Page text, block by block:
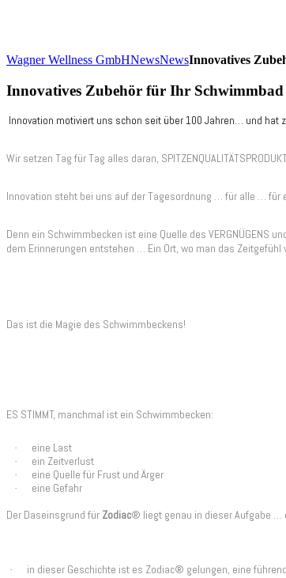
Wagner Wellness GmbHNewsNewsInnovatives
Innovatives Zubehör für Ihr
Innovation motiviert uns schon seit über 100 Jahren… und hat
Wir setzen Tag für Tag alles daran,
Innovation steht bei uns auf der Tagesordnung … für alle … für
Denn ein Schwimmbecken ist eine Quelle des VERGNÜGENS
dem Erinnerungen entstehen … Ein Ort, wo man das Zeitgefühl
Das ist die Magie des Schwimmbeckens!
ES STIMMT, manchmal ist ein Schwimmbecken:
· eine Last
· ein Zeitverlust
· eine Quelle für Frust und Ärger
·
eine Gefahr
Der Daseinsgrund für Zodiac® liegt genau in dieser Aufgabe …
· in dieser Geschichte ist es Zodiac® gelungen, eine